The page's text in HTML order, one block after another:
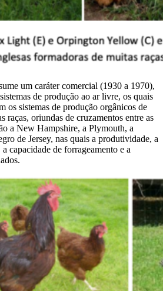
um caráter comercial (1930 a 1970),
de produção ao ar livre, os quais
os sistemas de produção orgânicos de
raças, oriundas de cruzamentos entre as
a New Hampshire, a Plymouth, a
de Jersey, nas quais a produtividade, a
capacidade de forrageamento e a